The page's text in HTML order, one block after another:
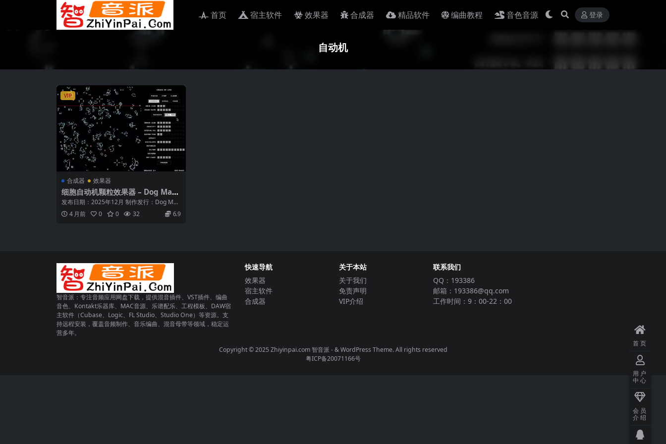
首页 宿主软件 效果器 合成器 精品软件 编曲教程 音色音源 登录
自动机
VIP
合成器 效果器
细胞自动机颗粒效果器 – Dog Magi
c Grain of Life v1.0.0 WiN
发布日期：2025年12月 制作发行：Dog Mag
ic / MOCHA 类型：...
4 月前 0 0 32 6.9
智音派：专注音频应用网盘下载，提供混音插件、VST插件、编曲
音色、Kontakt乐器库、MAC音源、乐谱配乐、工程模板、DAW宿
主软件（Cubase、Logic、FL Studio、Studio One）等资源。支
持远程安装，覆盖音频制作、音乐编曲、混音母带等领域，稳定运
营多年。
快速导航
效果器
宿主软件
合成器
关于本站
关于我们
免责声明
VIP介绍
联系我们
QQ：193386
邮箱：193386@qq.com
工作时间：9：00-22：00
Copyright © 2025 Zhiyinpai.com智音派 - & WordPress Theme. All rights reserved
粤ICP备20071166号
首页
用户
中心
会员
介绍